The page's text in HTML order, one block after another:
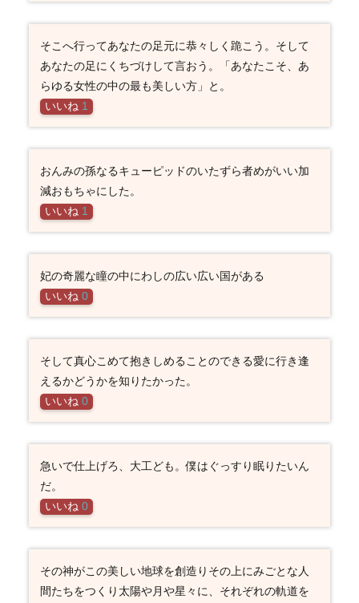
そこへ行ってあなたの足元に恭々しく跪こう。そして
あなたの足にくちづけして言おう。「あなたこそ、あ
らゆる女性の中の最も美しい方」と。
いいね 1
おんみの孫なるキューピッドのいたずら者めがいい加
減おもちゃにした。
いいね 1
妃の奇麗な瞳の中にわしの広い広い国がある
いいね 0
そして真心こめて抱きしめることのできる愛に行き逢
えるかどうかを知りたかった。
いいね 0
急いで仕上げろ、大工ども。僕はぐっすり眠りたいん
だ。
いいね 0
その神がこの美しい地球を創造りその上にみごとな人
間たちをつくり太陽や月や星々に、それぞれの軌道を